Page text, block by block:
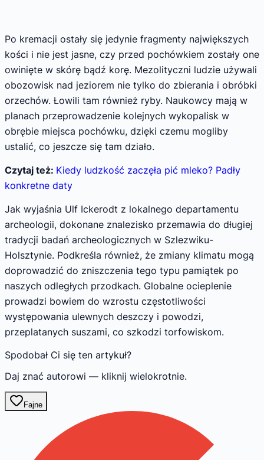
Po kremacji ostały się jedynie fragmenty największych
kości i nie jest jasne, czy przed pochówkiem zostały one
owinięte w skórę bądź korę. Mezolityczni ludzie używali
obozowisk nad jeziorem nie tylko do zbierania i obróbki
orzechów. Łowili tam również ryby. Naukowcy mają w
planach przeprowadzenie kolejnych wykopalisk w
obrębie miejsca pochówku, dzięki czemu mogliby
ustalić, co jeszcze się tam działo.
Czytaj też: Kiedy ludzkość zaczęła pić mleko? Padły
konkretne daty
Jak wyjaśnia Ulf Ickerodt z lokalnego departamentu
archeologii, dokonane znalezisko przemawia do długiej
tradycji badań archeologicznych w Szlezwiku-
Holsztynie. Podkreśla również, że zmiany klimatu mogą
doprowadzić do zniszczenia tego typu pamiątek po
naszych odległych przodkach. Globalne ocieplenie
prowadzi bowiem do wzrostu częstotliwości
występowania ulewnych deszczy i powodzi,
przeplatanych suszami, co szkodzi torfowiskom.
Spodobał Ci się ten artykuł?
Daj znać autorowi — kliknij wielokrotnie.
Fajne